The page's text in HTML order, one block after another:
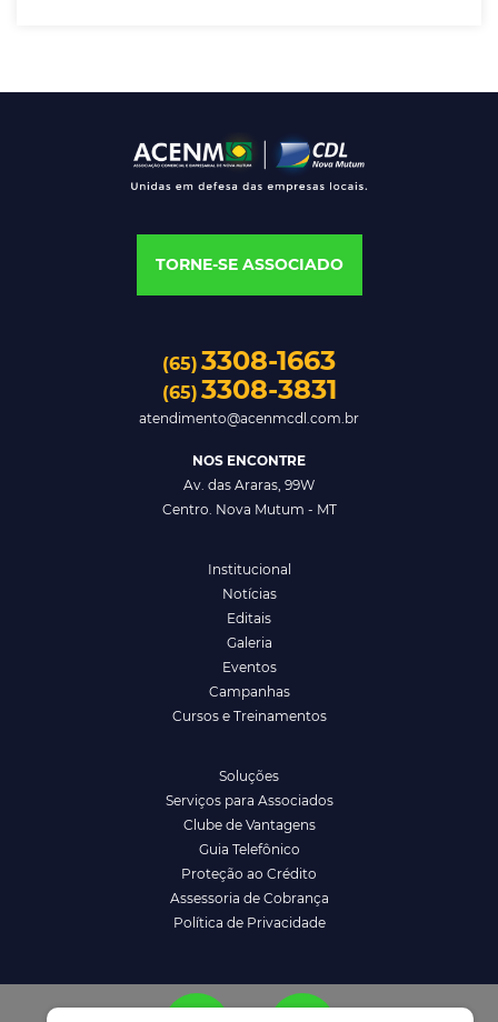
TORNE-SE ASSOCIADO
(65) 3308-1663
(65) 3308-3831
atendimento@acenmcdl.com.br
NOS ENCONTRE
Av. das Araras, 99W
Centro. Nova Mutum - MT
Institucional
Notícias
Editais
Galeria
Eventos
Campanhas
Cursos e Treinamentos
Soluções
Serviços para Associados
Clube de Vantagens
Guia Telefônico
Proteção ao Crédito
Assessoria de Cobrança
Política de Privacidade